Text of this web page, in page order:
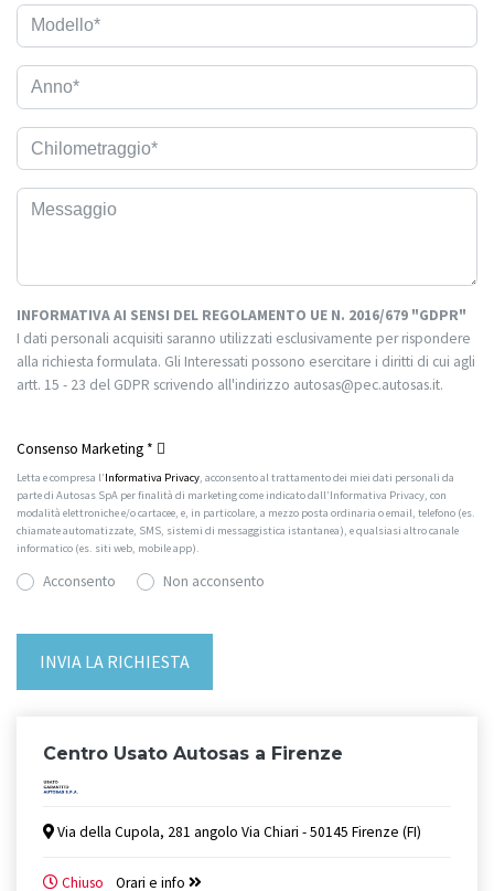
INFORMATIVA AI SENSI DEL REGOLAMENTO UE N. 2016/679 "GDPR"
I dati personali acquisiti saranno utilizzati esclusivamente per rispondere
alla richiesta formulata. Gli Interessati possono esercitare i diritti di cui agli
artt. 15 - 23 del GDPR scrivendo all'indirizzo autosas@pec.autosas.it.
Consenso Marketing *
Letta e compresa l’Informativa Privacy, acconsento al trattamento dei miei dati personali da
parte di Autosas SpA per finalità di marketing come indicato dall’Informativa Privacy, con
modalità elettroniche e/o cartacee, e, in particolare, a mezzo posta ordinaria o email, telefono (es.
chiamate automatizzate, SMS, sistemi di messaggistica istantanea), e qualsiasi altro canale
informatico (es. siti web, mobile app).
Acconsento Non acconsento
Centro Usato Autosas a Firenze
Via della Cupola, 281 angolo Via Chiari - 50145 Firenze (FI)
Chiuso Orari e info